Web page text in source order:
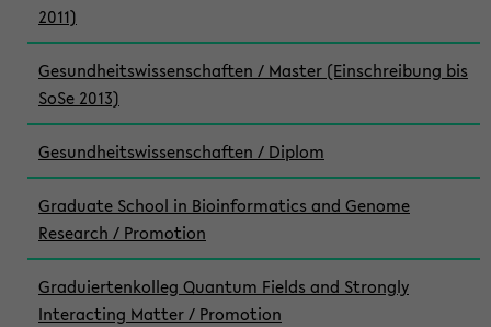
2011)
Gesundheitswissenschaften / Master (Einschreibung bis
SoSe 2013)
Gesundheitswissenschaften / Diplom
Graduate School in Bioinformatics and Genome
Research / Promotion
Graduiertenkolleg Quantum Fields and Strongly
Interacting Matter / Promotion